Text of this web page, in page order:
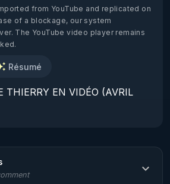
from YouTube and replicated on
of a blockage, our system
The YouTube video player remains
Résumé
THIERRY EN VIDÉO (AVRIL
presentation.html